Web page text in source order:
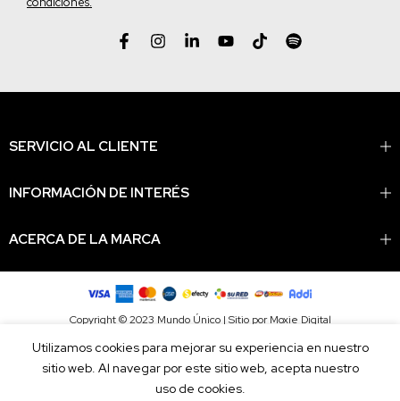
SERVICIO AL CLIENTE
INFORMACIÓN DE INTERÉS
ACERCA DE LA MARCA
Copyright © 2023 Mundo Único | Sitio por Moxie Digital
Utilizamos cookies para mejorar su experiencia en nuestro
sitio web. Al navegar por este sitio web, acepta nuestro
uso de cookies.